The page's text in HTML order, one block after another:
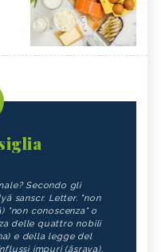
Secondo gli
sanscr. Letter. "non
"non conoscenza" o
delle quattro nobili
e della legge del
impuri (āsrava),